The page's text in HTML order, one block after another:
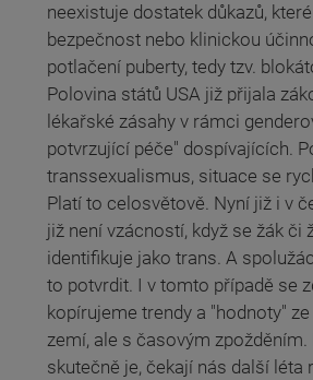
neexistuje dostatek důkazů,
bezpečnost nebo klinickou
potlačení puberty, tedy tzv.
Polovina států USA již přijala
lékařské zásahy v rámci
potvrzující péče" dospívajících.
transsexualismus, situace se
Platí to celosvětově. Nyní již i v
již není vzácností, když se žák či
identifikuje jako trans. A
to potvrdit. I v tomto případě se
kopírujeme trendy a "hodnoty"
zemí, ale s časovým
skutečně je, čekají nás další léta